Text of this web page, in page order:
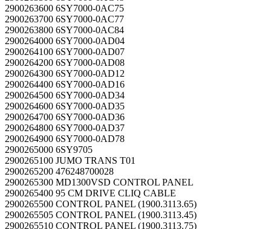
2900263600 6SY7000-0AC75
2900263700 6SY7000-0AC77
2900263800 6SY7000-0AC84
2900264000 6SY7000-0AD04
2900264100 6SY7000-0AD07
2900264200 6SY7000-0AD08
2900264300 6SY7000-0AD12
2900264400 6SY7000-0AD16
2900264500 6SY7000-0AD34
2900264600 6SY7000-0AD35
2900264700 6SY7000-0AD36
2900264800 6SY7000-0AD37
2900264900 6SY7000-0AD78
2900265000 6SY9705
2900265100 JUMO TRANS T01
2900265200 476248700028
2900265300 MD1300VSD CONTROL PANEL
2900265400 95 CM DRIVE CLIQ CABLE
2900265500 CONTROL PANEL (1900.3113.65)
2900265505 CONTROL PANEL (1900.3113.45)
2900265510 CONTROL PANEL (1900.3113.75)